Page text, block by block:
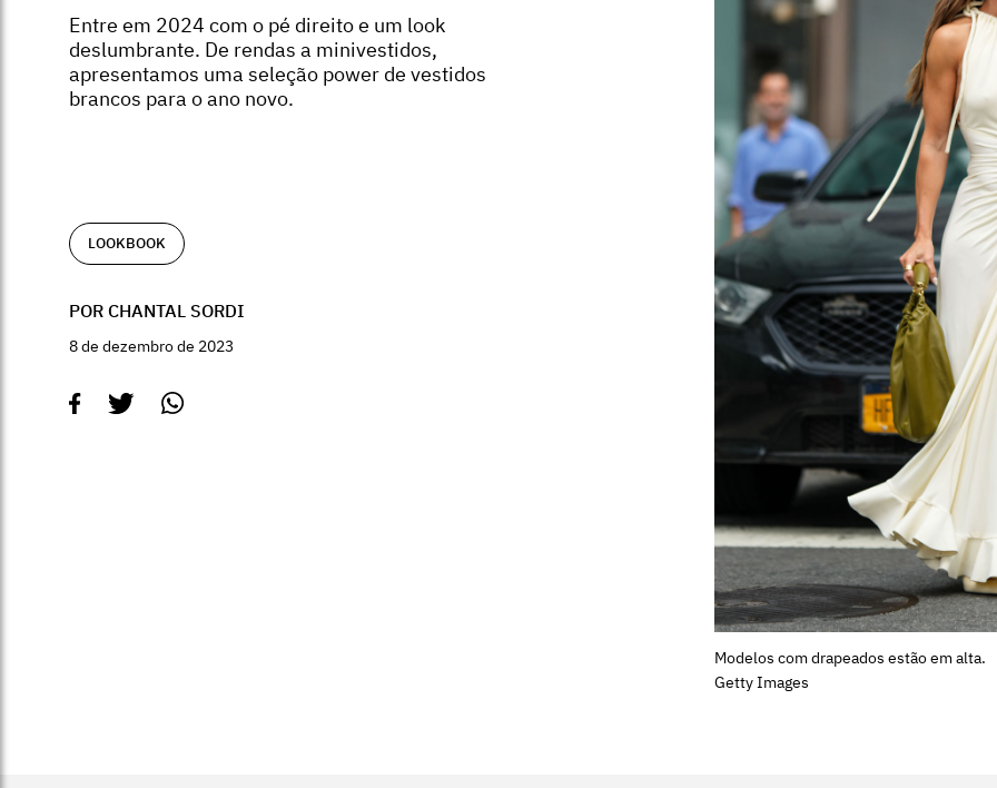
Entre em 2024 com o pé direito e um look
deslumbrante. De rendas a minivestidos,
apresentamos uma seleção power de vestidos
brancos para o ano novo.
LOOKBOOK
POR CHANTAL SORDI
8 de dezembro de 2023
Modelos com drapeados estão em alta.
Getty Images